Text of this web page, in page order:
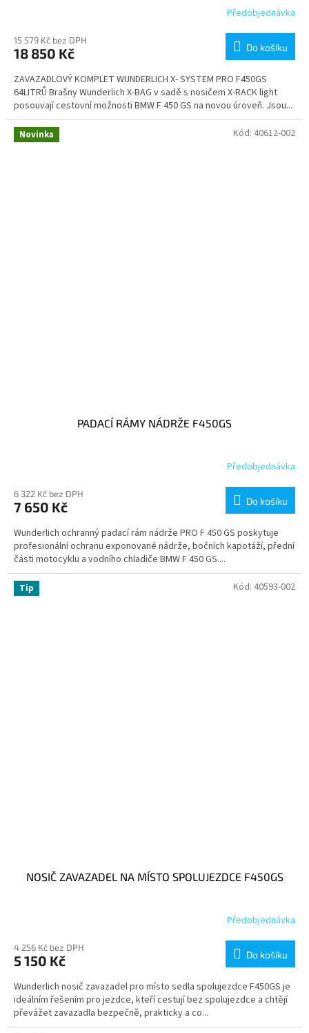
Předobjednávka
15 579 Kč bez DPH
18 850 Kč Do košíku
ZAVAZADLOVÝ KOMPLET WUNDERLICH X- SYSTEM PRO F450GS
64LITRŮ Brašny Wunderlich X-BAG v sadě s nosičem X-RACK light
posouvají cestovní možnosti BMW F 450 GS na novou úroveň. Jsou...
Novinka
PADACÍ RÁMY NÁDRŽE F450GS
Předobjednávka
6 322 Kč bez DPH
7 650 Kč Do košíku
Wunderlich ochranný padací rám nádrže PRO F 450 GS poskytuje
profesionální ochranu exponované nádrže, bočních kapotáží, přední
části motocyklu a vodního chladiče BMW F 450 GS....
Kód: 40612-002
Tip
NOSIČ ZAVAZADEL NA MÍSTO SPOLUJEZDCE F450GS
Předobjednávka
4 256 Kč bez DPH
5 150 Kč Do košíku
Wunderlich nosič zavazadel pro místo sedla spolujezdce F450GS je
ideálním řešením pro jezdce, kteří cestují bez spolujezdce a chtějí
převážet zavazadla bezpečně, prakticky a co...
Kód: 40593-002